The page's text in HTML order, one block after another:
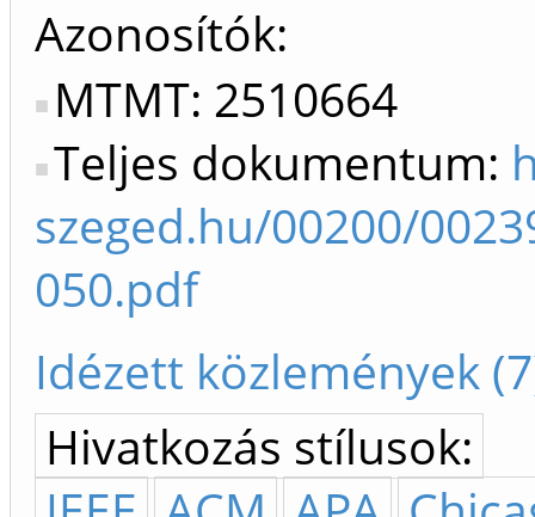
Azonosítók
MTMT: 2510664
Teljes dokumentum:
szeged.hu/00200/
050.pdf
Idézett közlemények
Hivatkozás stílusok: